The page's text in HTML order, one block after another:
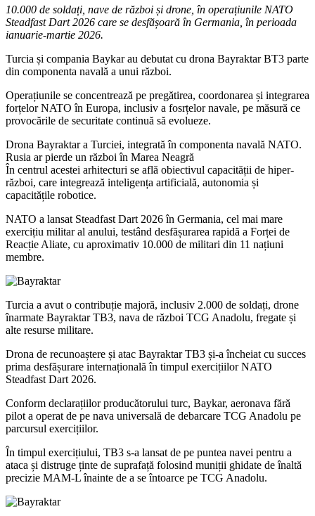
10.000 de soldați, nave de război și drone, în operațiunile NATO
Steadfast Dart 2026 care se desfășoară în Germania, în perioada
ianuarie-martie 2026.
Turcia și compania Baykar au debutat cu drona Bayraktar BT3 parte
din componenta navală a unui război.
Operațiunile se concentrează pe pregătirea, coordonarea și integrarea
forțelor NATO în Europa, inclusiv a fosrțelor navale, pe măsură ce
provocările de securitate continuă să evolueze.
Drona Bayraktar a Turciei, integrată în componenta navală NATO.
Rusia ar pierde un război în Marea Neagră
În centrul acestei arhitecturi se află obiectivul capacității de hiper-
război, care integrează inteligența artificială, autonomia și
capacitățile robotice.
NATO a lansat Steadfast Dart 2026 în Germania, cel mai mare
exercițiu militar al anului, testând desfășurarea rapidă a Forței de
Reacție Aliate, cu aproximativ 10.000 de militari din 11 națiuni
membre.
Turcia a avut o contribuție majoră, inclusiv 2.000 de soldați, drone
înarmate Bayraktar TB3, nava de război TCG Anadolu, fregate și
alte resurse militare.
Drona de recunoaștere și atac Bayraktar TB3 și-a încheiat cu succes
prima desfășurare internațională în timpul exercițiilor NATO
Steadfast Dart 2026.
Conform declarațiilor producătorului turc, Baykar, aeronava fără
pilot a operat de pe nava universală de debarcare TCG Anadolu pe
parcursul exercițiilor.
În timpul exercițiului, TB3 s-a lansat de pe puntea navei pentru a
ataca și distruge ținte de suprafață folosind muniții ghidate de înaltă
precizie MAM-L înainte de a se întoarce pe TCG Anadolu.